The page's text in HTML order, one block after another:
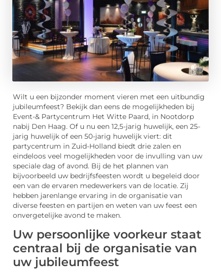
Wilt u een bijzonder moment vieren met een uitbundig
jubileumfeest? Bekijk dan eens de mogelijkheden bij
Event-& Partycentrum Het Witte Paard, in Nootdorp
nabij Den Haag. Of u nu een 12,5-jarig huwelijk, een 25-
jarig huwelijk of een 50-jarig huwelijk viert: dit
partycentrum in Zuid-Holland biedt drie zalen en
eindeloos veel mogelijkheden voor de invulling van uw
speciale dag of avond. Bij de het plannen van
bijvoorbeeld uw bedrijfsfeesten wordt u begeleid door
een van de ervaren medewerkers van de locatie. Zij
hebben jarenlange ervaring in de organisatie van
diverse feesten en partijen en weten van uw feest een
onvergetelijke avond te maken.
Uw persoonlijke voorkeur staat
centraal bij de organisatie van
uw jubileumfeest